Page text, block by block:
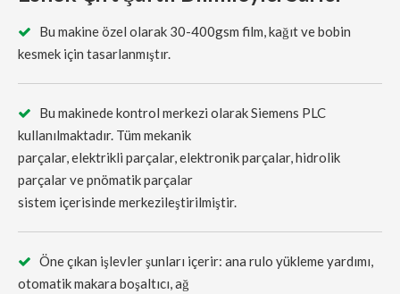

Bu makine özel olarak 30-400gsm film, kağıt ve bobin
kesmek için tasarlanmıştır.

Bu makinede kontrol merkezi olarak Siemens PLC
kullanılmaktadır. Tüm mekanik
parçalar, elektrikli parçalar, elektronik parçalar, hidrolik
parçalar ve pnömatik parçalar
sistem içerisinde merkezileştirilmiştir.

Öne çıkan işlevler şunları içerir: ana rulo yükleme yardımı,
otomatik makara boşaltıcı, ağ